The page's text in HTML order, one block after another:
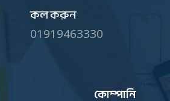
কল করুন
01919463330
কোম্পানি